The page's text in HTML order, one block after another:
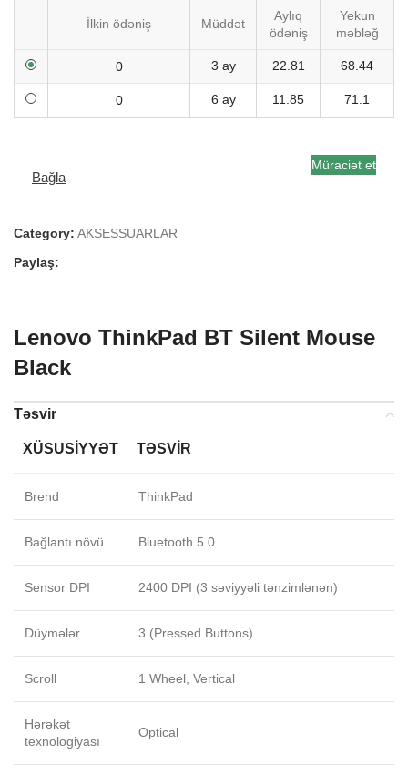
İlkin ödəniş Müddət
Aylıq
ödəniş
Yekun
məbləğ
3 ay 22.81 68.44
6 ay 11.85 71.1
Bağla
Müraciət et
Category: AKSESSUARLAR
Paylaş:
Lenovo ThinkPad BT Silent Mouse
Black
Təsvir
XÜSUSIYYƏT TƏSVIR
Brend ThinkPad
Bağlantı növü Bluetooth 5.0
Sensor DPI 2400 DPI (3 səviyyəli tənzimlənən)
Düymələr 3 (Pressed Buttons)
Scroll 1 Wheel, Vertical
Hərəkət
texnologiyası
Optical